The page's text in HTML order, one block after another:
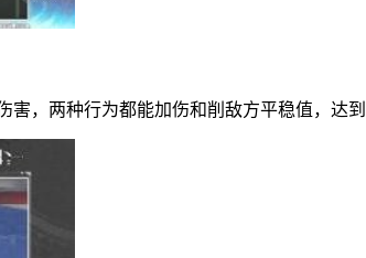
，两种行为都能加伤和削敌方平稳值，达